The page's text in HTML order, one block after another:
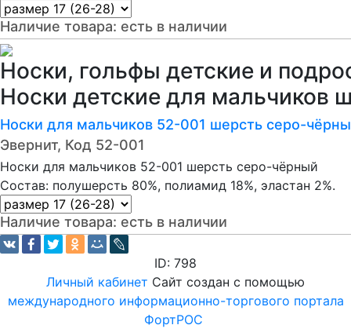
Наличие товара: есть в наличии
Носки, гольфы детские и
Носки детские для мальчиков
Носки для мальчиков 52-001 шерсть серо-
Эвернит, Код 52-001
Носки для мальчиков 52-001 шерсть серо-чёрный
Состав: полушерсть 80%, полиамид 18%, эластан 2%.
Наличие товара: есть в наличии
ID: 798
Личный кабинет Сайт создан с помощью
международного информационно-торгового портала
ФортРОС